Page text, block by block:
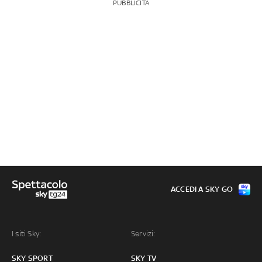
PUBBLICITÀ
I siti Sky:
SKY SPORT
Servizi:
SKY TV
ACCEDI A SKY GO